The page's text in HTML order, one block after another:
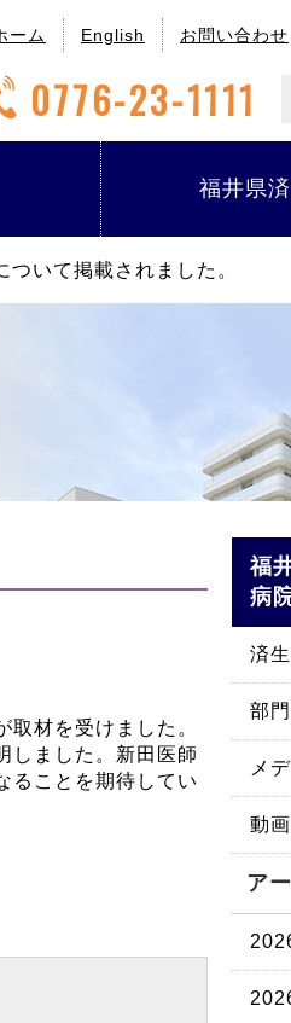
ーム English お問い合わせ
0776-23-1111
福井県
いて掲載されました。
材を受けました。
しました。新田医師
ることを期待してい
福
病
済
部
メ
動
ア